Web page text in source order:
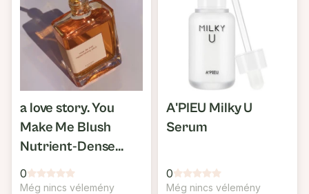
a love story. You
Make Me Blush
Nutrient-Dense
Elixir
0
Még nincs vélemény
A'PIEU Milky U
Serum
0
Még nincs vélemény